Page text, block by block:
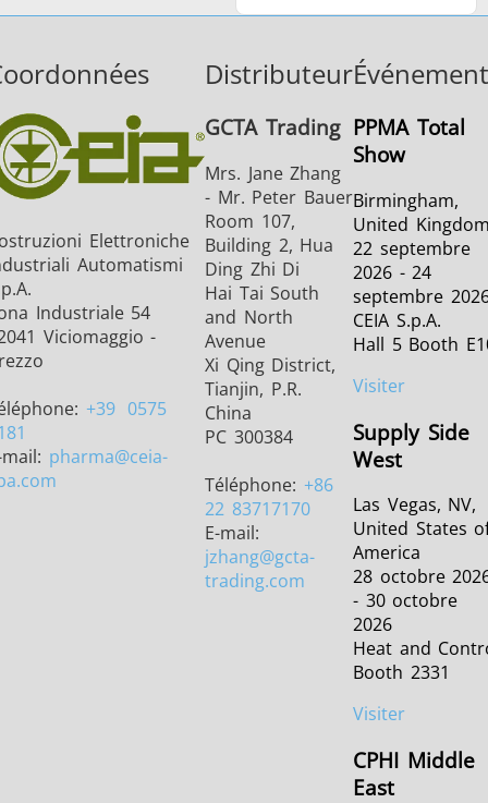
Elettroniche
Automatismi
Industriale 54
Viciomaggio -
+39 0575
pharma@ceia-
Distributeur
GCTA Trading
Mrs. Jane Zhang
- Mr. Peter Bauer
Room 107,
Building 2, Hua
Ding Zhi Di
Hai Tai South
and North
Avenue
Xi Qing District,
Tianjin, P.R.
China
PC 300384
Téléphone: +86
22 83717170
E-mail:
jzhang@gcta-
trading.com
PPMA Total
Show
Birmingham,
United
22 septembre
2026 - 24
septembre
CEIA S.p.A.
Hall 5 Booth
Visiter
Supply Side
West
Las Vegas, NV,
United States
America
28 octobre
- 30 octobre
2026
Heat and
Booth 2331
Visiter
CPHI Middle
East